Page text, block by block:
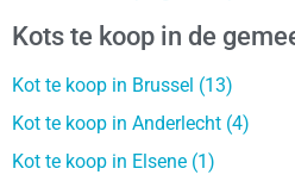
Kots te koop in de
Kot te koop in Brussel (13)
Kot te koop in Anderlecht (4)
Kot te koop in Elsene (1)